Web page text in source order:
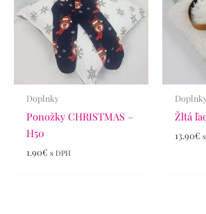
Doplnky
Ponožky CHRISTMAS –
H50
1.90€ s DPH
Žltá
13.90€